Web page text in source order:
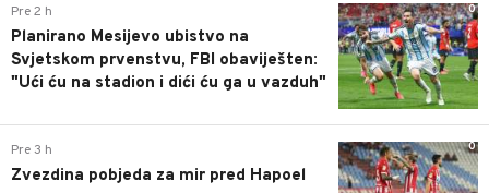
0
Pre 2 h
Planirano Mesijevo ubistvo na
Svjetskom prvenstvu, FBI obaviješten:
"Ući ću na stadion i dići ću ga u vazduh"
0
Pre 3 h
Zvezdina pobjeda za mir pred Hapoel